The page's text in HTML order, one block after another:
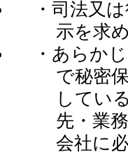
・司法又
示を求
・あらか
で秘密
してい
先・業
会社に